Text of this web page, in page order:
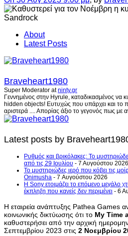
About
Latest Posts
Braveheart1980
Super Moderator atninty.gr
Γεννημένος στην Hyrule, καταδικασμένος να
hidden objects! Ευτυχώς που υπάρχει και το
αριστερά .... Απορίας άξιο το γεγονός πως με
Latest posts by
Ρυθμός και βρικόλακες: Το
από τις 29 Ιουλίου - 7 Αυγούστου 2026
Το μυστηριώδες ιερό που κόβει τις
Onimusha - 7 Αυγούστου 2026
Η Sony ετοιμάζει το επόμενο μεγάλο
έκπληξη που κανείς δεν περιμένει - 6
Η εταιρεία ανάπτυξης Pathea Games
κοινωνικής δικτύωσης ότι το My Time
καθυστερήσει από την αρχική
Σεπτεμβρίου 2023 στις 2 Νοεμβρίου